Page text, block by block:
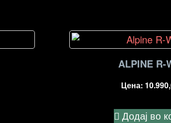
ALPINE R-
Цена:
Додај во